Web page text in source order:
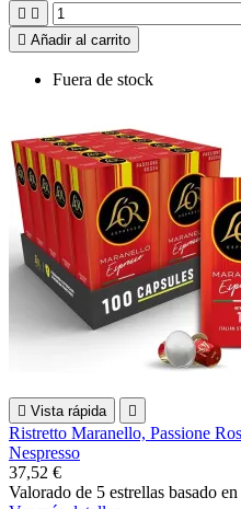
 
 Añadir al carrito
Fuera de stock
 Vista rápida 
Ristretto Maranello, Passione
Nespresso
37,52 €
Valorado de 5 estrellas basado en